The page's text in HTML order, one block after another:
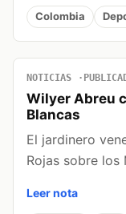
Colombia
NOTICIAS
Wilyer Abreu
Blancas
El jardinero
Rojas sobre los
Leer nota